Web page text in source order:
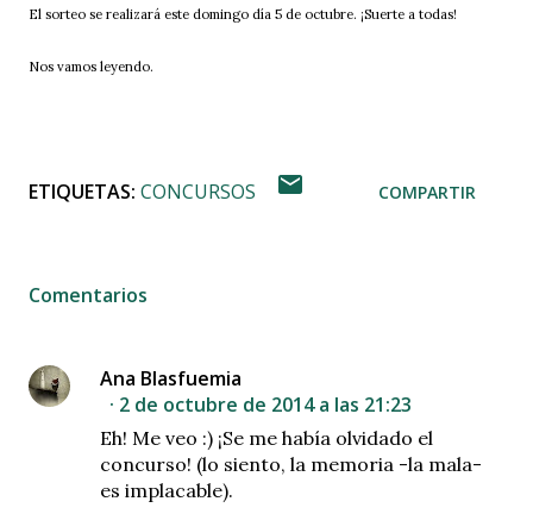
El sorteo se realizará este domingo día 5 de octubre. ¡Suerte a todas!
Nos vamos leyendo.
ETIQUETAS: CONCURSOS COMPARTIR
Comentarios
Ana Blasfuemia
2 de octubre de 2014 a las 21:23
Eh! Me veo :) ¡Se me había olvidado el
concurso! (lo siento, la memoria -la mala-
es implacable).